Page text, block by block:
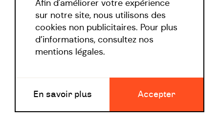
Politique covid
Afin d'améliorer votre expérience
sur notre site, nous utilisons des
cookies non publicitaires. Pour plus
d’informations, consultez nos
mentions légales.
En savoir plus Accepter